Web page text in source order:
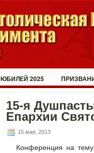
ЮБИЛЕЙ 2025
15-я
Епархии
15 мая, 2013
Конференция на